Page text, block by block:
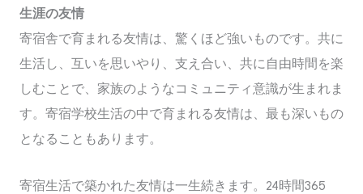
new social life, day and night, so by allowing them to
enjoy an active social life that off-sets their hard
work will give them an innate understanding of the
balance they need to strike: work hard to play hard!
生涯の友情
寄宿舎で育まれる友情は、驚くほど強いものです。共に
生活し、互いを思いやり、支え合い、共に自由時間を楽
しむことで、家族のようなコミュニティ意識が生まれま
す。寄宿学校生活の中で育まれる友情は、最も深いもの
となることもあります。
寄宿生活で築かれた友情は一生続きます。24時間365